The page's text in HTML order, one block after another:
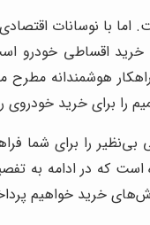
اما با نوسانات
خرید اقساطی خودرو
هوشمندانه
را برای خرید خودروی
بی‌نظیر را برای شما
است که در ادامه به
خرید خواهیم